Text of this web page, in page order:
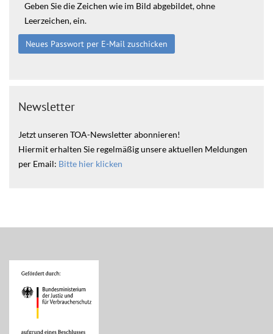
Geben Sie die Zeichen wie im Bild abgebildet, ohne
Leerzeichen, ein.
Newsletter
Jetzt unseren TOA-Newsletter abonnieren!
Hiermit erhalten Sie regelmäßig unsere aktuellen Meldungen
per Email: Bitte hier klicken